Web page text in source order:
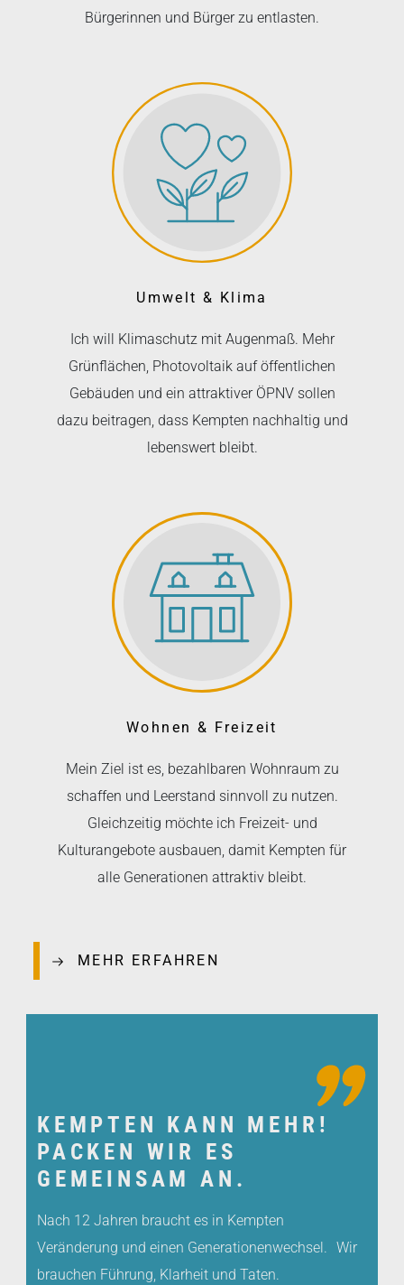
Bürgerinnen und Bürger zu entlasten.
Umwelt & Klima
Ich will Klimaschutz mit Augenmaß. Mehr
Grünflächen, Photovoltaik auf öffentlichen
Gebäuden und ein attraktiver ÖPNV sollen
dazu beitragen, dass Kempten nachhaltig und
lebenswert bleibt.
Wohnen & Freizeit
Mein Ziel ist es, bezahlbaren Wohnraum zu
schaffen und Leerstand sinnvoll zu nutzen.
Gleichzeitig möchte ich Freizeit- und
Kulturangebote ausbauen, damit Kempten für
alle Generationen attraktiv bleibt.
MEHR ERFAHREN
KEMPTEN KANN MEHR!
PACKEN WIR ES
GEMEINSAM AN.
Nach 12 Jahren braucht es in Kempten
Veränderung und einen Generationenwechsel. Wir
brauchen Führung, Klarheit und Taten.